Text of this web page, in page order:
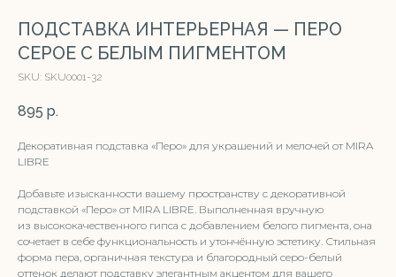
ПОДСТАВКА ИНТЕРЬЕРНАЯ — ПЕРО
СЕРОЕ С БЕЛЫМ ПИГМЕНТОМ
SKU: SKU0001-32
895 р.
Декоративная подставка «Перо» для украшений и мелочей от MIRA
LIBRE
Добавьте изысканности вашему пространству с декоративной
подставкой «Перо» от MIRA LIBRE. Выполненная вручную
из высококачественного гипса с добавлением белого пигмента, она
сочетает в себе функциональность и утончённую эстетику. Стильная
форма пера, органичная текстура и благородный серо-белый
оттенок делают подставку элегантным акцентом для вашего